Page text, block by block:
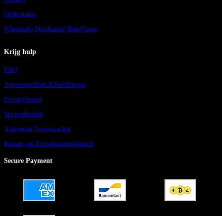
Orderstatus
Wholesale Purchasing BangVapes
Krijg hulp
FAQ
Auteursrechten Afbeeldingen
Privacybeleid
Verzendbeleid
Algemene Voorwaarden
Retour- en Terugbetalingsbeleid
Secure Payment